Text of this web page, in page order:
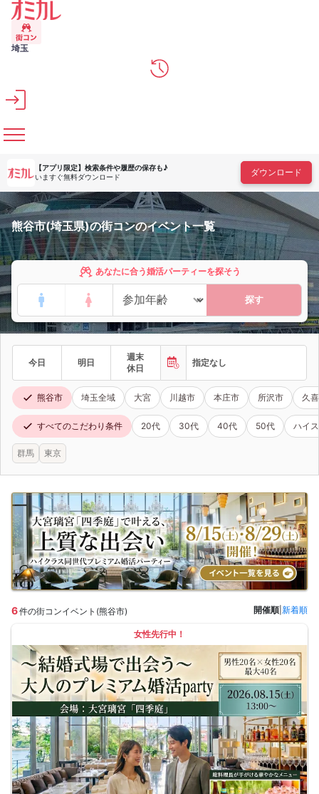
メインコンテンツへスキップ
埼玉
【アプリ限定】 検索条件や履歴の保存も♪
いますぐ無料ダウンロード
ダウンロード
熊谷市(埼玉県)の街コンのイベント一覧
あなたに合う婚活パーティーを探そう
探す
今日 明日
週末
休日
指定なし
熊谷市 埼玉全域 大宮 川越市 本庄市 所沢市 久
すべてのこだわり条件 20代 30代 40代 50代 ハイ
群馬 東京
6件の街コンイベント(熊谷市) 開催順 新着順
女性先行中！